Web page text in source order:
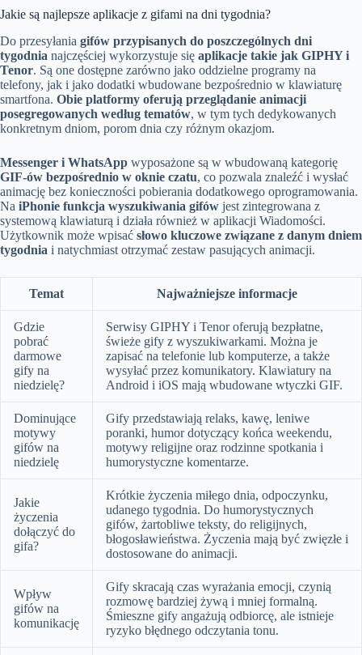
Jakie są najlepsze aplikacje z gifami na dni tygodnia?
Do przesyłania gifów przypisanych do poszczególnych dni
tygodnia najczęściej wykorzystuje się aplikacje takie jak GIPHY i
Tenor. Są one dostępne zarówno jako oddzielne programy na
telefony, jak i jako dodatki wbudowane bezpośrednio w klawiaturę
smartfona. Obie platformy oferują przeglądanie animacji
posegregowanych według tematów, w tym tych dedykowanych
konkretnym dniom, porom dnia czy różnym okazjom.
Messenger i WhatsApp wyposażone są w wbudowaną kategorię
GIF-ów bezpośrednio w oknie czatu, co pozwala znaleźć i wysłać
animację bez konieczności pobierania dodatkowego oprogramowania.
Na iPhonie funkcja wyszukiwania gifów jest zintegrowana z
systemową klawiaturą i działa również w aplikacji Wiadomości.
Użytkownik może wpisać słowo kluczowe związane z danym dniem
tygodnia i natychmiast otrzymać zestaw pasujących animacji.
Temat Najważniejsze informacje
Gdzie
pobrać
darmowe
gify na
niedzielę?
Serwisy GIPHY i Tenor oferują bezpłatne,
świeże gify z wyszukiwarkami. Można je
zapisać na telefonie lub komputerze, a także
wysyłać przez komunikatory. Klawiatury na
Android i iOS mają wbudowane wtyczki GIF.
Dominujące
motywy
gifów na
niedzielę
Gify przedstawiają relaks, kawę, leniwe
poranki, humor dotyczący końca weekendu,
motywy religijne oraz rodzinne spotkania i
humorystyczne komentarze.
Jakie
życzenia
dołączyć do
gifa?
Krótkie życzenia miłego dnia, odpoczynku,
udanego tygodnia. Do humorystycznych
gifów, żartobliwe teksty, do religijnych,
błogosławieństwa. Życzenia mają być zwięzłe i
dostosowane do animacji.
Wpływ
gifów na
komunikację
Gify skracają czas wyrażania emocji, czynią
rozmowę bardziej żywą i mniej formalną.
Śmieszne gify angażują odbiorcę, ale istnieje
ryzyko błędnego odczytania tonu.